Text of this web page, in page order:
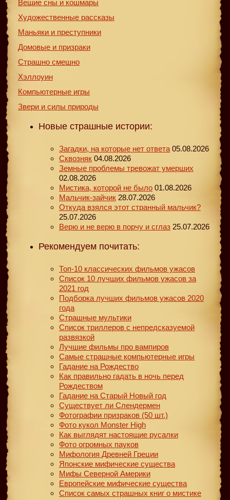
Вещие сны и кошмары
Художественные рассказы
Маньяки и преступники
Домовые и призраки
Страшно смешно
Хэллоуин
Компьютерные игры
Звери и силы природы
Новые страшные истории:
Загадки, на которые нет ответа 05.08.2026
Сквозняк 04.08.2026
Земные проблемы тревожат умерших
02.08.2026
Мистика, которой не было 01.08.2026
Мальчик-зайчик 28.07.2026
Откуда взялся этот странный мальчик?
25.07.2026
Верю и не верю в порчу и сглаз 25.07.2026
Рекомендуем почитать:
Топ-10 классических фильмов ужасов
Список 10 лучших фильмов ужасов за
2021 год
Подборка лучших фильмов ужасов 2020
года
Страшные мультики
Список триллеров с непредсказуемой
развязкой
Лучшие фильмы про вампиров
Самые страшные компьютерные игры
Гадание на Рождество
Как правильно гадать в ночь перед
Рождеством
Гадание на Старый Новый год
Существует ли Слендермен
Фотографии призраков (50 шт.)
Фото кукол Monster High
Как выглядят настоящие русалки
Фото огромных пауков
Мифология Древней Греции
Японские мифические существа
Мифы Северной Америки
Европейские мифические существа
Список самых страшных книг о мистике